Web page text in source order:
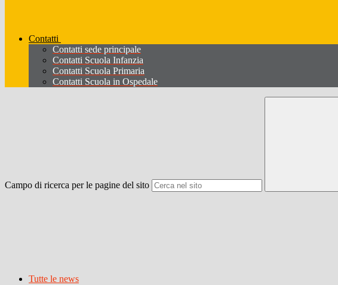
Contatti
Contatti sede principale
Contatti Scuola Infanzia
Contatti Scuola Primaria
Contatti Scuola in Ospedale
Campo di ricerca per le pagine del sito
Tutte le news